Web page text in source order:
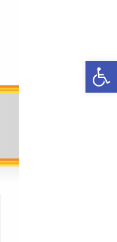
פתח סרגל נגישות